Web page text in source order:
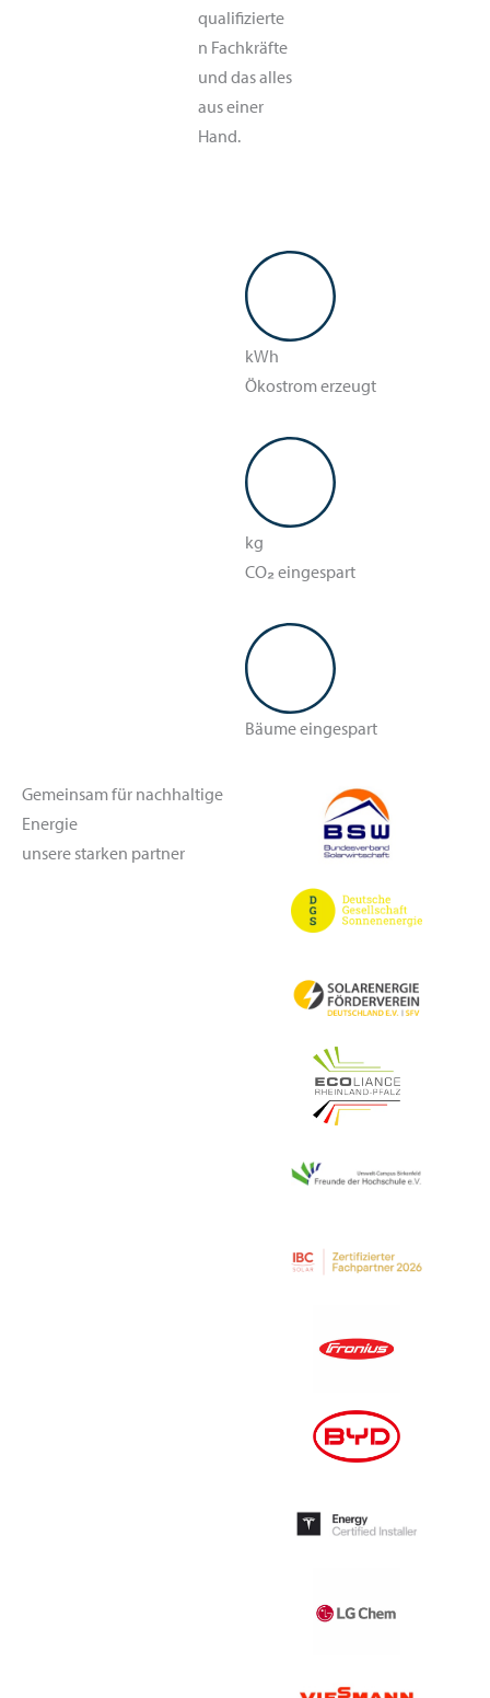
qualifizierte
n Fachkräfte
und das alles
aus einer
Hand.
kWh
Ökostrom erzeugt
kg
CO₂ eingespart
Bäume eingespart
Gemeinsam für nachhaltige
Energie
unsere starken partner